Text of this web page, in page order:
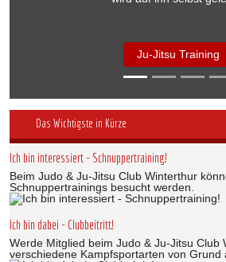
Ju-Jitsu Training
Das Wichtigste in Kürze
Ich bin interessiert - Schnuppertraining!
Beim Judo & Ju-Jitsu Club Winterthur
Schnuppertrainings besucht werden.
Ich bin dabei - Clubbeitritt!
Werde Mitglied beim Judo & Ju-Jitsu Club
verschiedene Kampfsportarten von Grund